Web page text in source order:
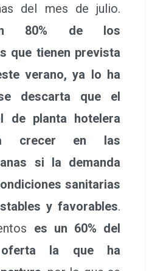
del mes de julio.
80% de los
que tienen prevista
verano, ya lo ha
descarta que el
de planta hotelera
crecer en las
si la demanda
sanitarias
y favorables.
es un 60% del
la que ha